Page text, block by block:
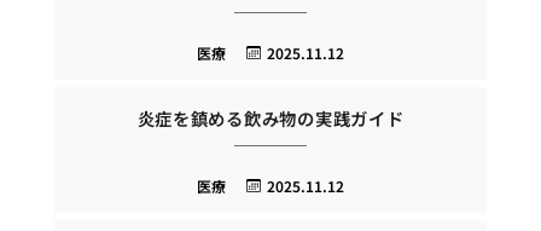
2025.11.12
医療
炎症を鎮める飲み物の実践ガイド
2025.11.12
医療